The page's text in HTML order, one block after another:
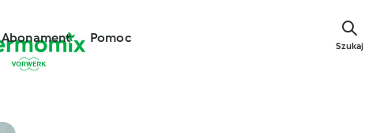
Abonament Pomoc
Szukaj